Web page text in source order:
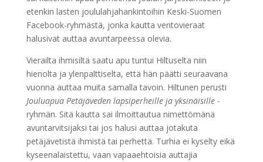
etenkin lasten joululahjahankintoihin Keski-Suomen
Facebook-ryhmästä, jonka kautta ventovieraat
halusivat auttaa avuntarpeessa olevia.
Vierailta ihmisiltä saatu apu tuntui Hiltuselta niin
hienolta ja ylenpalttiselta, että hän päätti seuraavana
vuonna auttaa muita samalla tavoin. Hiltunen perusti
Jouluapua Petäjäveden lapsiperheille ja yksinäisille-
ryhmän. Sitä kautta sai ilmoittautua nimettömänä
avuntarvitsijaksi tai jos halusi auttaa jotakuta
petäjävetistä ihmistä tai perhettä. Turhia ei kyselty eikä
kyseenalaistettu, vaan vapaaehtoisia auttajia